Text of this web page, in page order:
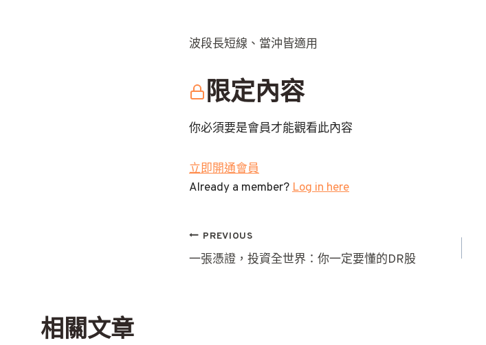
波段長短線、當沖皆適用
限定內容
你必須要是會員才能觀看此內容
立即開通會員
Already a member?Log in here
文
章
PREVIOUS
一張憑證，投資全世界：你一定要懂的DR股
相關文章